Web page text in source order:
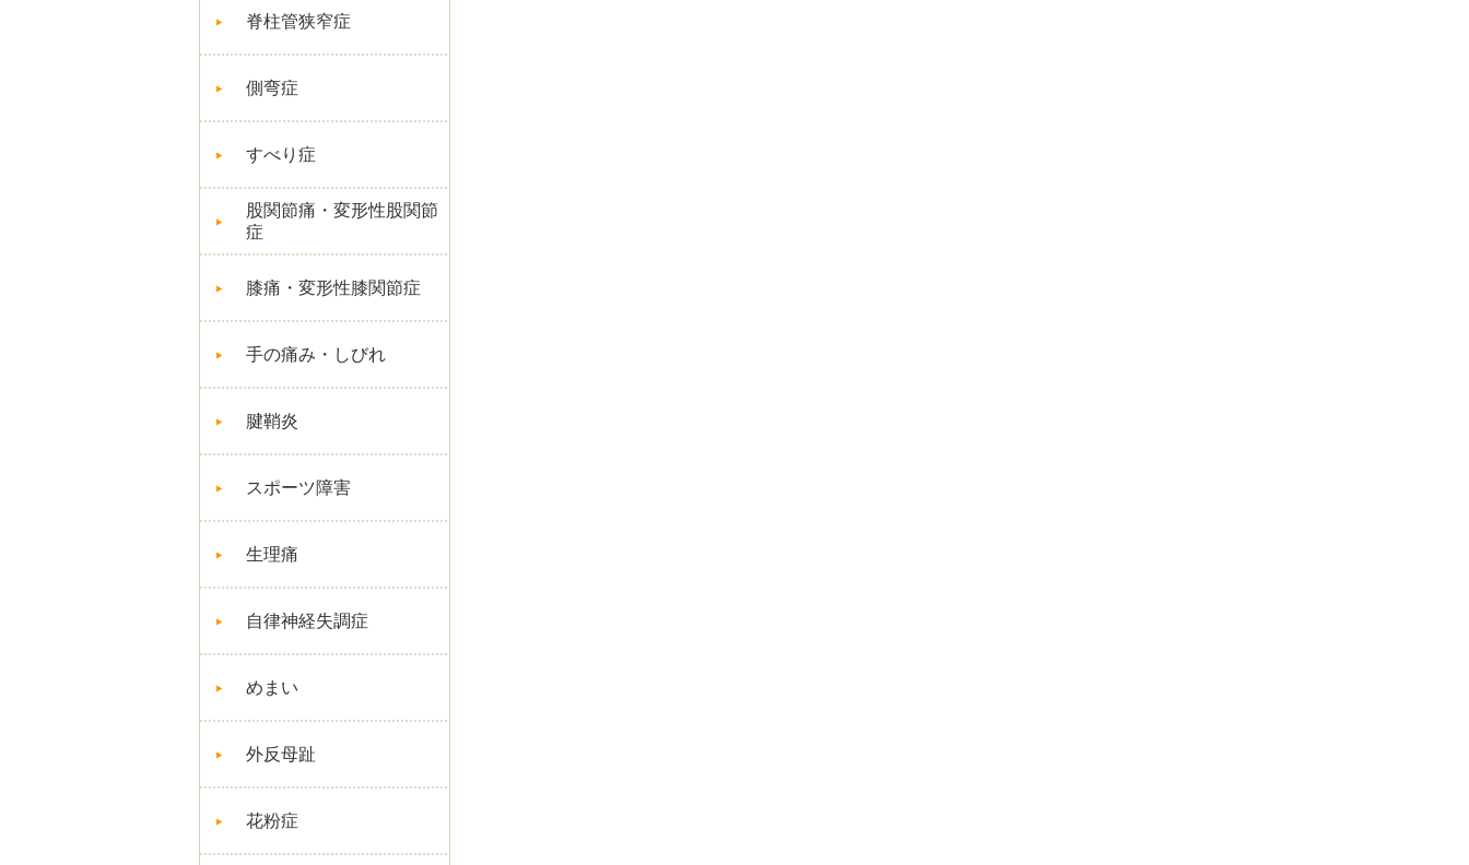
脊柱管狭窄症
側弯症
すべり症
股関節痛・変形性股関節
症
膝痛・変形性膝関節症
手の痛み・しびれ
腱鞘炎
スポーツ障害
生理痛
自律神経失調症
めまい
外反母趾
花粉症